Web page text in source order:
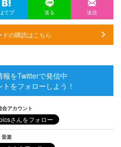
てブ 送る 送信
の購読はこちら
報をTwitterで発信中
をフォローしよう！
アカウント
音楽